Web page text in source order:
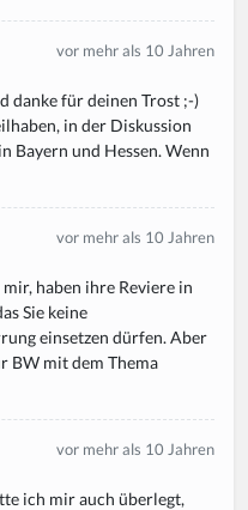
vor mehr als 10 Jahren
danke für deinen Trost ;-)
in der Diskussion
Bayern und Hessen. Wenn
vor mehr als 10 Jahren
haben ihre Reviere in
Sie keine
einsetzen dürfen. Aber
BW mit dem Thema
vor mehr als 10 Jahren
ich mir auch überlegt,